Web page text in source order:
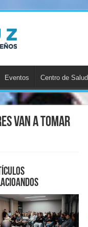
Eventos Centro de Salud
van a tomar